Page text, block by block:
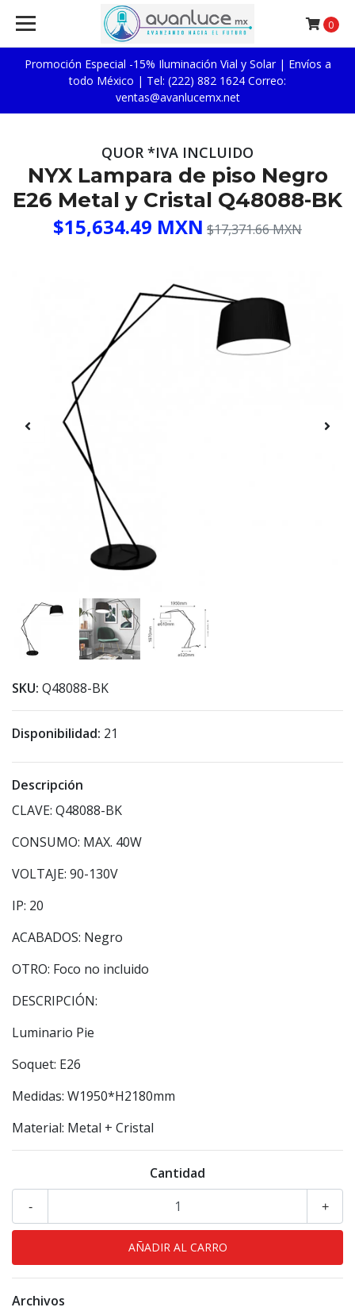
Promoción Especial -15% Iluminación Vial y Solar | Envíos a
todo México | Tel: (222) 882 1624 Correo:
ventas@avanlucemx.net
0
QUOR *IVA INCLUIDO
NYX Lampara de piso Negro
E26 Metal y Cristal Q48088-BK
$15,634.49 MXN $17,371.66 MXN
SKU: Q48088-BK
Disponibilidad: 21
Descripción
CLAVE: Q48088-BK
CONSUMO: MAX. 40W
VOLTAJE: 90-130V
IP: 20
ACABADOS: Negro
OTRO: Foco no incluido
DESCRIPCIÓN:
Luminario Pie
Soquet: E26
Medidas: W1950*H2180mm
Material: Metal + Cristal
Cantidad
+
-
Archivos